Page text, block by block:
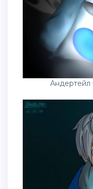
Андертейл